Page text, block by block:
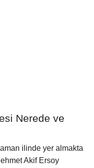
Nerede ve
ilinde yer almakta
Akif Ersoy